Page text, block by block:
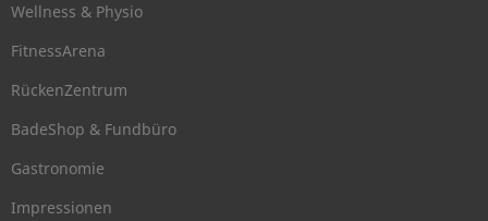
Wellness & Physio
FitnessArena
RückenZentrum
BadeShop & Fundbüro
Gastronomie
Impressionen